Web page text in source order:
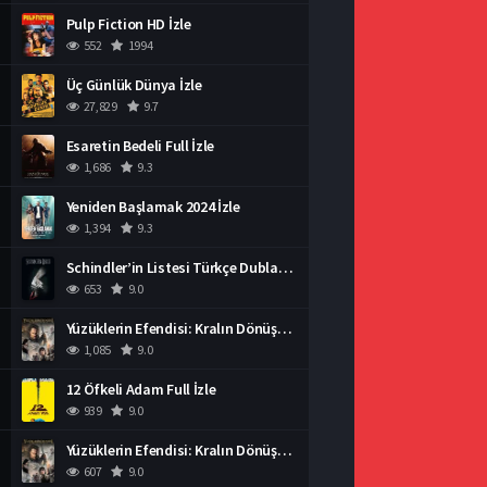
Pulp Fiction HD İzle
552 1994
Üç Günlük Dünya İzle
27,829 9.7
Esaretin Bedeli Full İzle
1,686 9.3
Yeniden Başlamak 2024 İzle
1,394 9.3
Schindler’in Listesi Türkçe Dublaj İzle
653 9.0
Yüzüklerin Efendisi: Kralın Dönüşü İzle
1,085 9.0
12 Öfkeli Adam Full İzle
939 9.0
Yüzüklerin Efendisi: Kralın Dönüşü İzle
607 9.0